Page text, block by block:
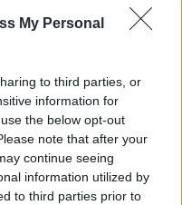
My Personal
to third parties, or
information for
the below opt-out
note that after your
continue seeing
information utilized by
to third parties prior to